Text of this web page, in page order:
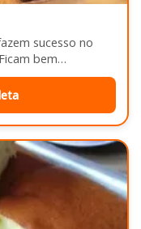
sucesso no
bem